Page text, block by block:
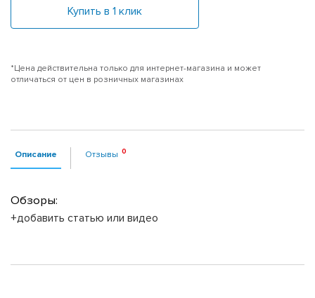
Купить в 1 клик
*Цена действительна только для интернет-магазина и может
отличаться от цен в розничных магазинах
Описание Отзывы
Обзоры:
+добавить статью или видео